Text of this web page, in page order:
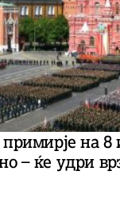
на 8
– ќе удри